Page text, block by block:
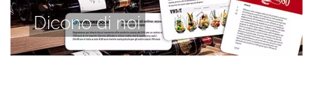
Dicono di noi